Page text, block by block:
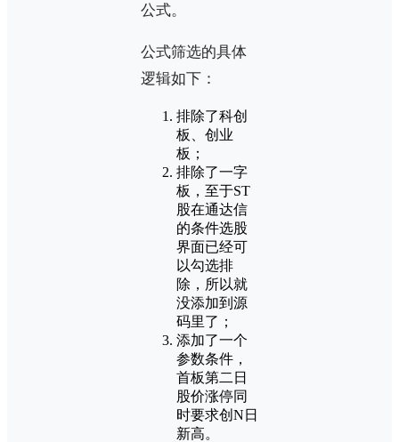
公式。
公式筛选的具体
逻辑如下：
排除了科创
板、创业
板；
排除了一字
板，至于ST
股在通达信
的条件选股
界面已经可
以勾选排
除，所以就
没添加到源
码里了；
添加了一个
参数条件，
首板第二日
股价涨停同
时要求创N日
新高。